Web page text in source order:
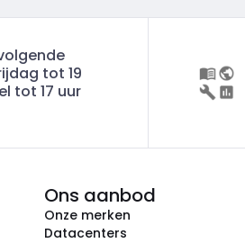
tot 19
tot 17 uur
Ons aanbod
Onze merken
Datacenters